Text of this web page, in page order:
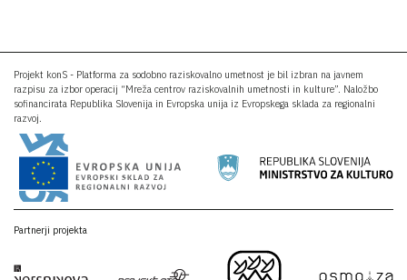
Projekt konS - Platforma za sodobno raziskovalno umetnost je bil izbran na javnem
razpisu za izbor operacij “Mreža centrov raziskovalnih umetnosti in kulture”. Naložbo
sofinancirata Republika Slovenija in Evropska unija iz Evropskega sklada za regionalni
razvoj.
Partnerji projekta